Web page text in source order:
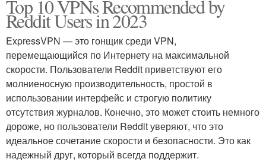
Top 10 VPNs Recommended by
Reddit Users in 2023
ExpressVPN — это гонщик среди VPN,
перемещающийся по Интернету на максимальной
скорости. Пользователи Reddit приветствуют его
молниеносную производительность, простой в
использовании интерфейс и строгую политику
отсутствия журналов. Конечно, это может стоить немного
дороже, но пользователи Reddit уверяют, что это
идеальное сочетание скорости и безопасности. Это как
надежный друг, который всегда поддержит.